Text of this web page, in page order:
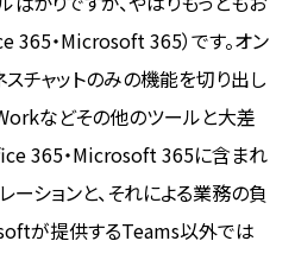
365・Microsoft 365）です。オン
チャットのみの機能を切り出し
などその他のツールと大差
365・Microsoft 365に含まれ
ションと、それによる業務の負
が提供するTeams以外では